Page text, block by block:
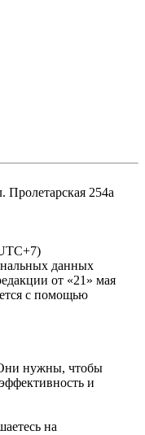
Пролетарская 254а
данных
от «21» мая
с помощью
нужны, чтобы
и
на